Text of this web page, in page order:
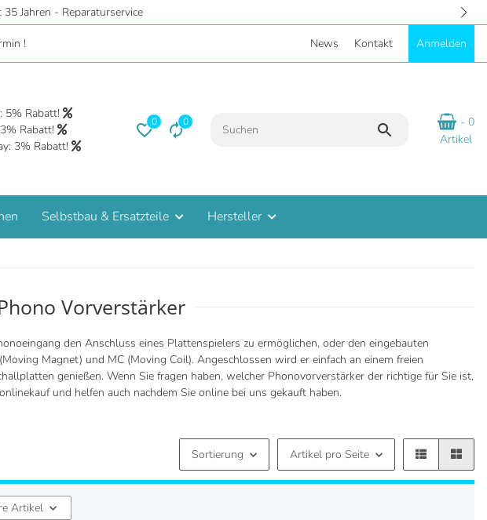
in Wohnraumatmosphäre - Eigene Parkplätze
! News Kontakt Anmelden
5% Rabatt!
Rabatt!
3% Rabatt!
0 0
- 0
Artikel
Selbstbau & Ersatzteile Hersteller
Vorverstärker
den Anschluss eines Plattenspielers zu ermöglichen, oder den eingebauten
Magnet) und MC (Moving Coil). Angeschlossen wird er einfach an einem freien
genießen. Wenn Sie fragen haben, welcher Phonovorverstärker der richtige für Sie ist,
und helfen auch nachdem Sie online bei uns gekauft haben.
Sortierung Artikel pro Seite
Artikel